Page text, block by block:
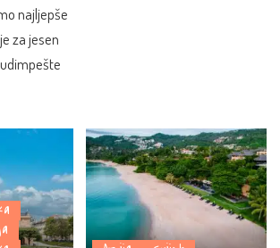
najljepše
za jesen